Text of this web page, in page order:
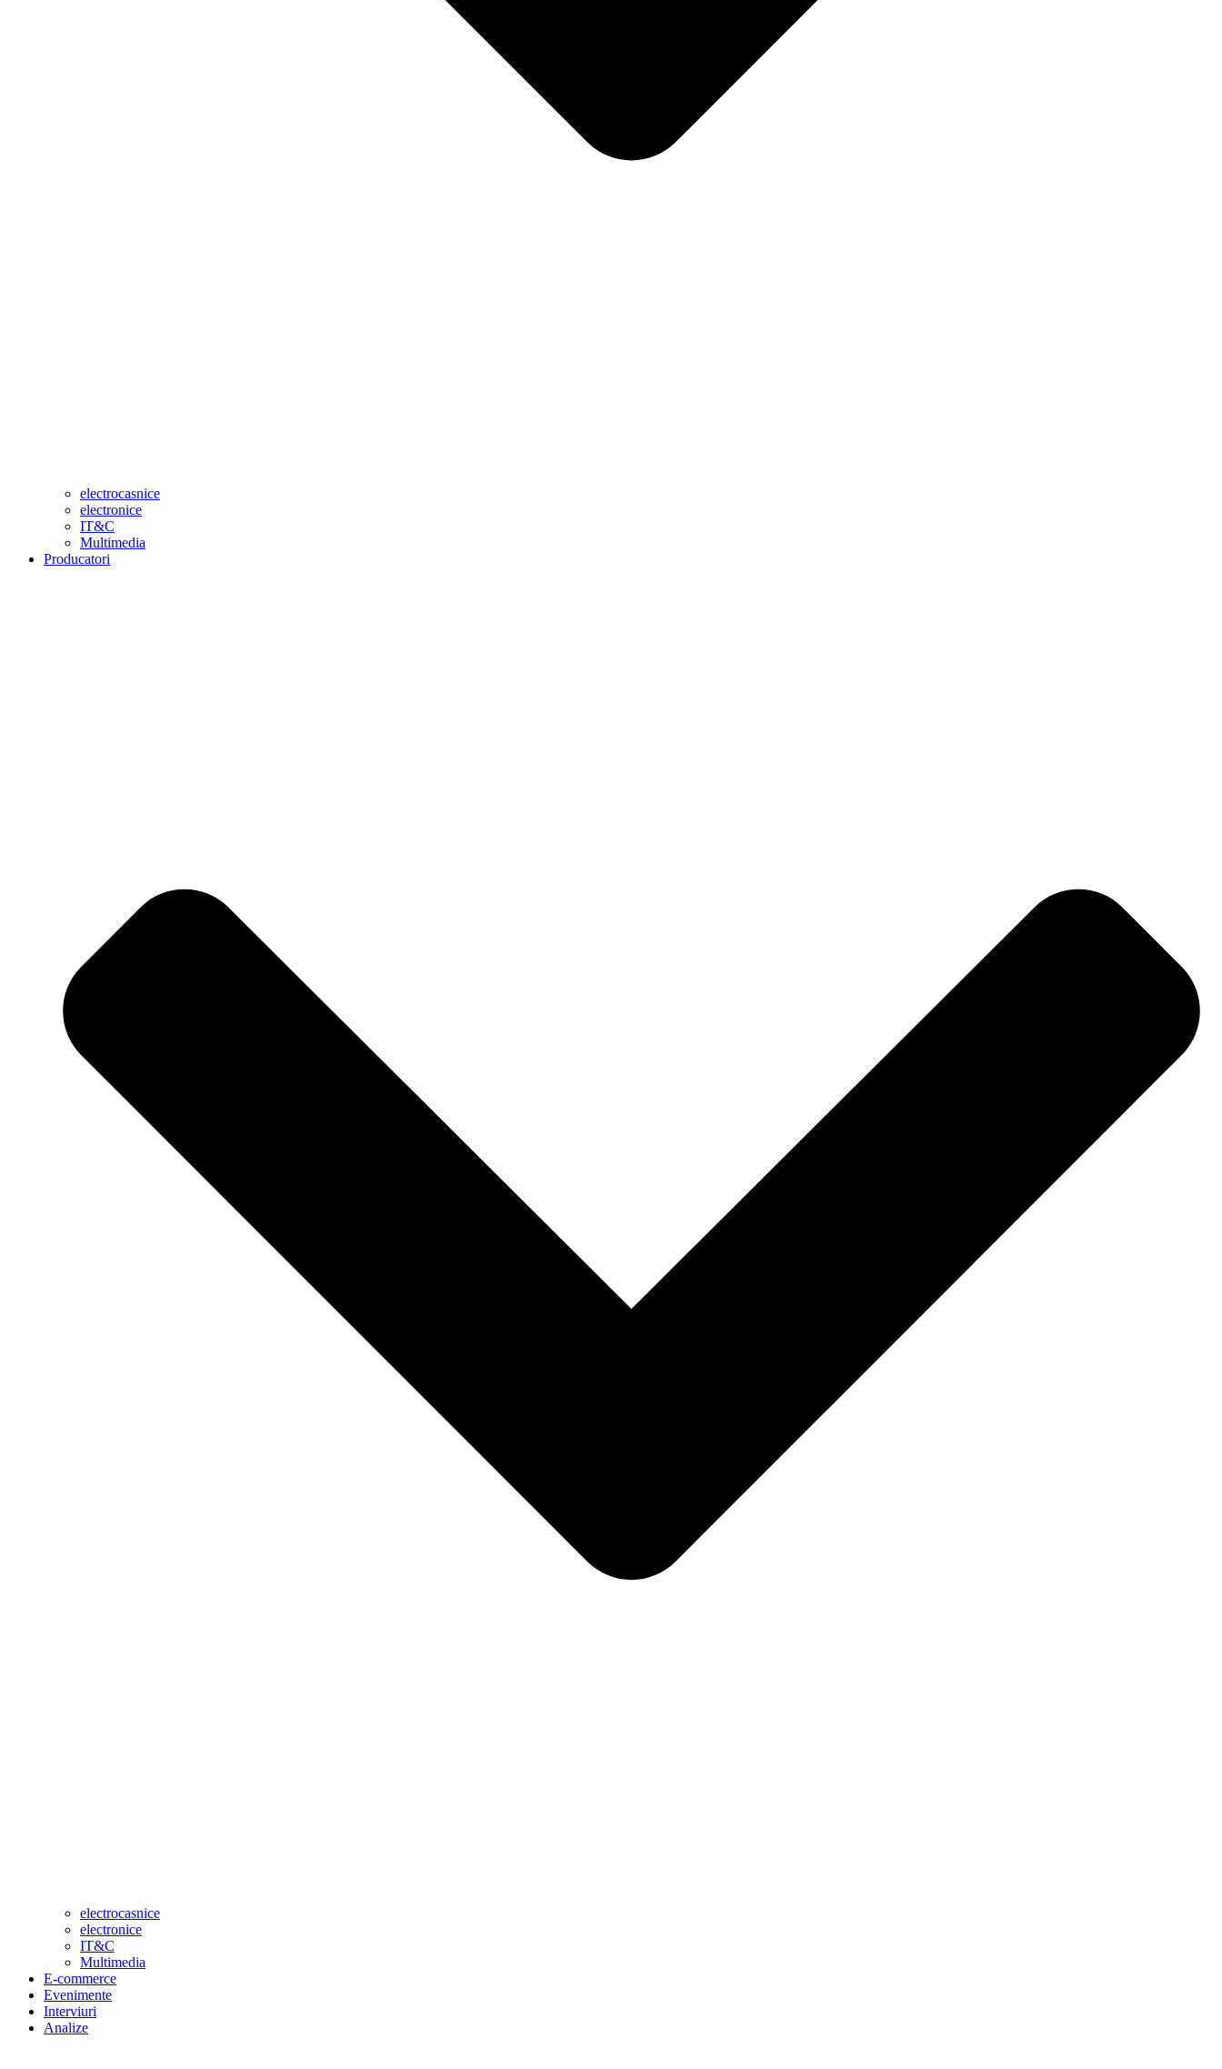
electrocasnice
electronice
IT&C
Multimedia
Producatori
electrocasnice
electronice
IT&C
Multimedia
E-commerce
Evenimente
Interviuri
Analize